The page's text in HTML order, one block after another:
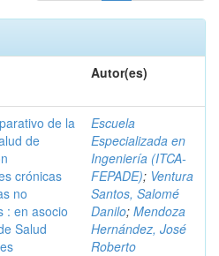
Autor(es)
de la
de
crónicas
no
: en asocio
Salud
Escuela
Especializada en
Ingeniería (ITCA-
FEPADE); Ventura
Santos, Salomé
Danilo; Mendoza
Hernández, José
Roberto